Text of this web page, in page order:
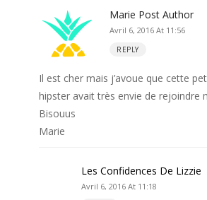
Marie Post Author
Avril 6, 2016 At 11:56
REPLY
Il est cher mais j’avoue que cette
hipster avait très envie de rejoindre
Bisouus
Marie
Les Confidences De Lizzie
Avril 6, 2016 At 11:18